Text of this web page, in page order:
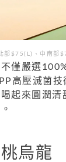
部$75(L)、中南部
不僅嚴選
高壓滅菌
起來圓潤清
烏龍